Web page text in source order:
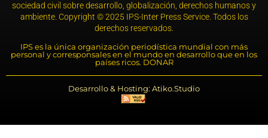
sociedad civil sobre desarrollo, globalización, derechos humanos y
ambiente. Copyright © 2025 IPS-Inter Press Service. Todos los
derechos reservados.
IPS es la única organización periodística mundial con más
personal y corresponsales en el mundo en desarrollo que en los
países ricos. DONAR
Desarrollo & Hosting: Atiko.Studio